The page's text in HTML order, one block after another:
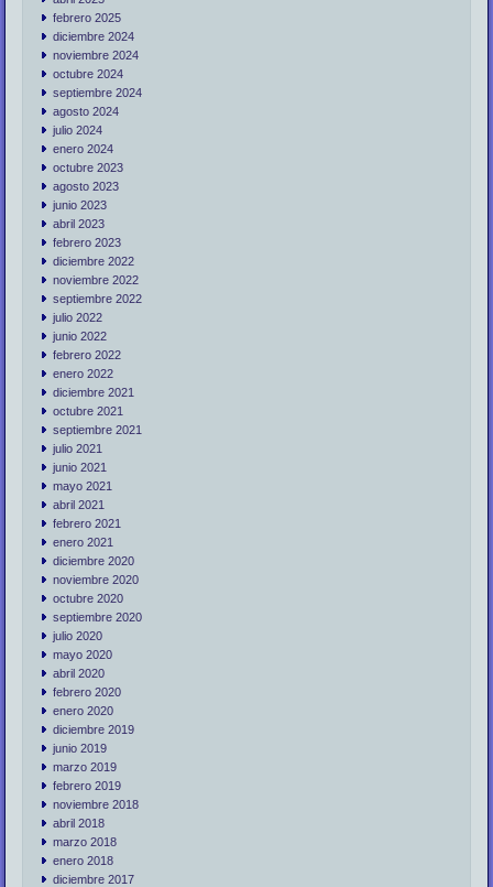
febrero 2025
diciembre 2024
noviembre 2024
octubre 2024
septiembre 2024
agosto 2024
julio 2024
enero 2024
octubre 2023
agosto 2023
junio 2023
abril 2023
febrero 2023
diciembre 2022
noviembre 2022
septiembre 2022
julio 2022
junio 2022
febrero 2022
enero 2022
diciembre 2021
octubre 2021
septiembre 2021
julio 2021
junio 2021
mayo 2021
abril 2021
febrero 2021
enero 2021
diciembre 2020
noviembre 2020
octubre 2020
septiembre 2020
julio 2020
mayo 2020
abril 2020
febrero 2020
enero 2020
diciembre 2019
junio 2019
marzo 2019
febrero 2019
noviembre 2018
abril 2018
marzo 2018
enero 2018
diciembre 2017